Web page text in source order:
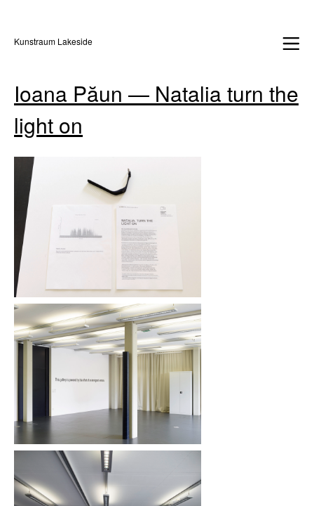
Kunstraum Lakeside
Ioana Păun — Natalia turn the
light on